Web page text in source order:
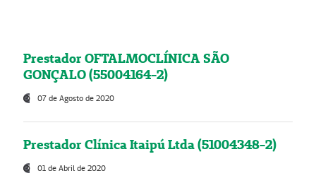
Prestador OFTALMOCLÍNICA SÃO
GONÇALO (55004164-2)
07 de Agosto de 2020
Prestador Clínica Itaipú Ltda (51004348-2)
01 de Abril de 2020